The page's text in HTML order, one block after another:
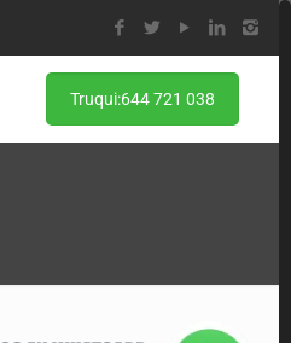
Truqui:644 721 038